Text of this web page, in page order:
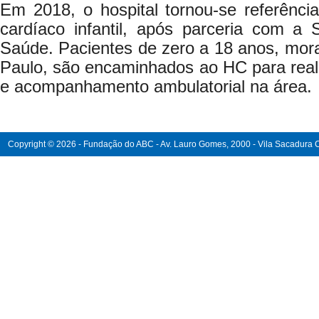
Em 2018, o hospital tornou-se
cardíaco infantil, após parceria com a
Saúde. Pacientes de zero a 18 anos,
Paulo, são encaminhados ao HC para
e acompanhamento ambulatorial na área.
Copyright © 2026 - Fundação do ABC - Av. Lauro Gomes, 2000 - Vila